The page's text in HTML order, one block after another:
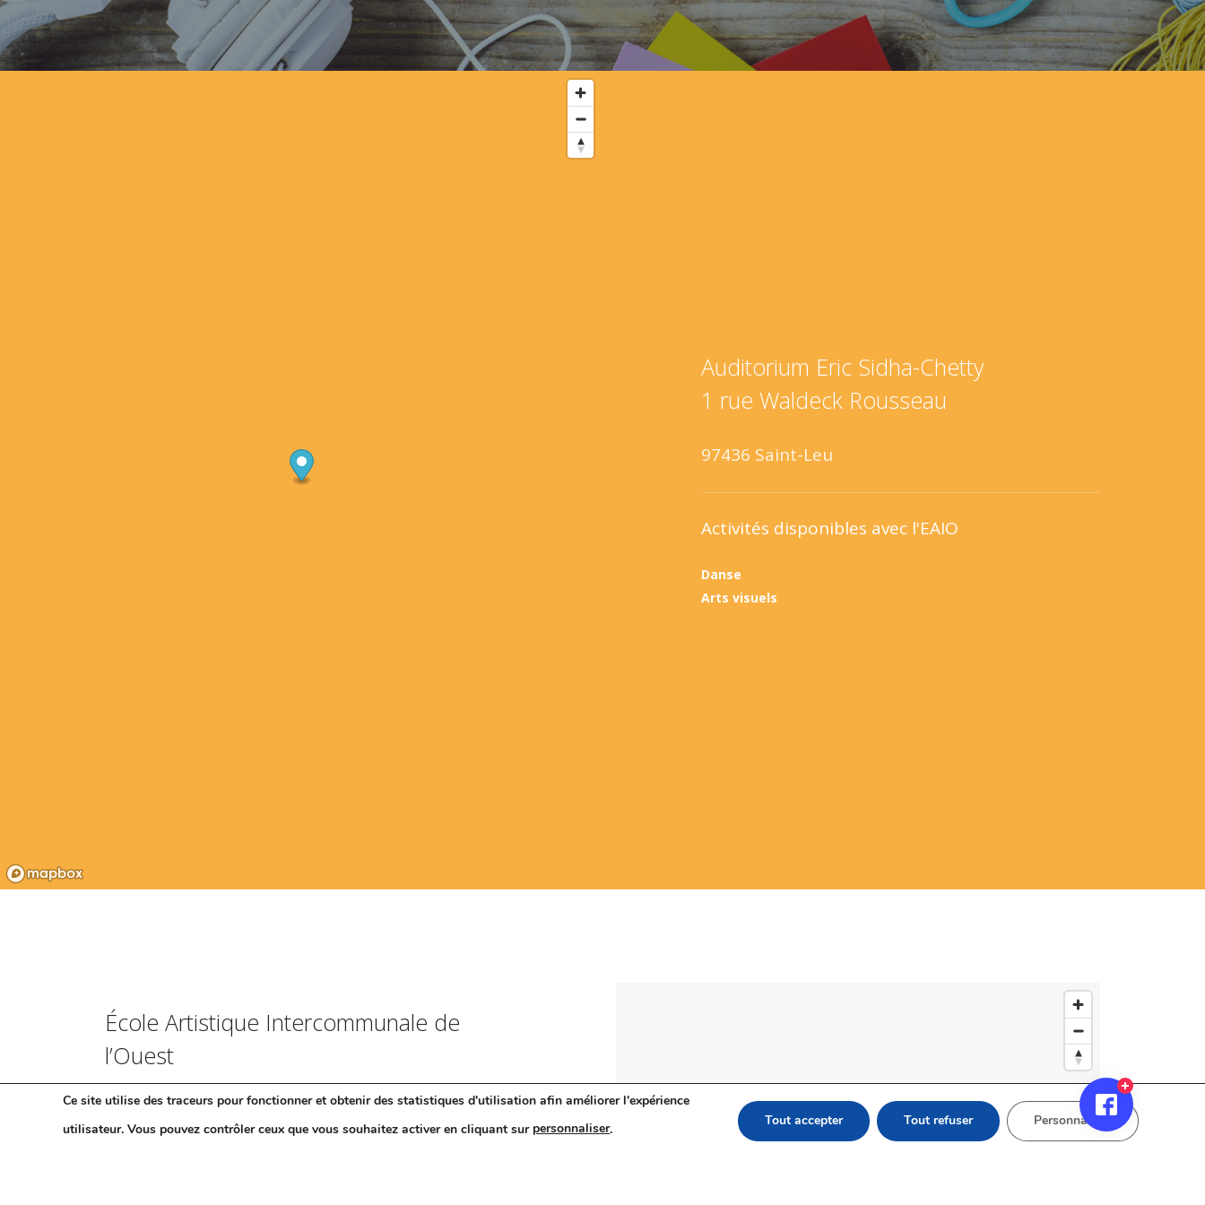
Auditorium Eric Sidha-Chetty
1 rue Waldeck Rousseau
97436 Saint-Leu
Activités disponibles avec l'EAIO
Danse
Arts visuels
École Artistique Intercommunale de
l’Ouest
contact@eaio.re
Tél : 02 62 57 57 41
Ce site utilise des traceurs pour fonctionner et obtenir des statistiques d'utilisation afin améliorer l'expérience
utilisateur. Vous pouvez contrôler ceux que vous souhaitez activer en cliquant sur personnaliser. Tout accepter Tout refuser Personnaliser